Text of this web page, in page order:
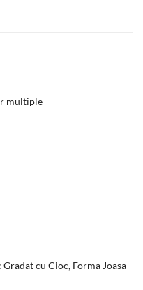
multiple
cu Cioc, Forma Joasa